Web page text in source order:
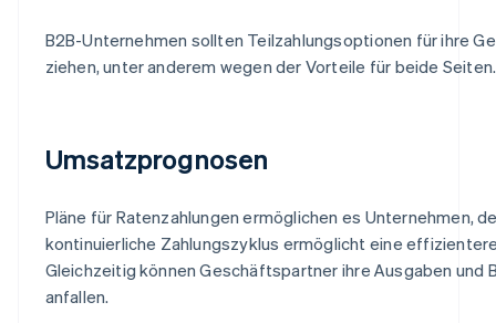
B2B-Unternehmen sollten Teilzahlungsoptionen für ihre
ziehen, unter anderem wegen der Vorteile für beide Seiten.
Umsatzprognosen
Pläne für Ratenzahlungen ermöglichen es Unternehmen,
kontinuierliche Zahlungszyklus ermöglicht eine
Gleichzeitig können Geschäftspartner ihre Ausgaben
anfallen.